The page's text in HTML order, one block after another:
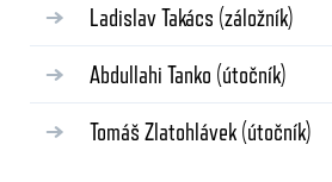
Ladislav Takács (záložník)
Abdullahi Tanko (útočník)
Tomáš Zlatohlávek (útočník)